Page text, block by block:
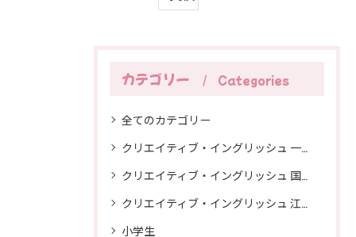
カテゴリー Categories
全てのカテゴリー
クリエイティブ・イングリッシュ 一宮駅西本校
クリエイティブ・イングリッシュ 国府宮校
クリエイティブ・イングリッシュ 江南校
小学生